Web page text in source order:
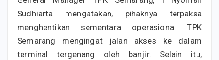
Sudhiarta mengatakan, pihaknya terpaksa
menghentikan sementara operasional TPK
Semarang mengingat jalan akses ke dalam
terminal tergenang oleh banjir. Selain itu,